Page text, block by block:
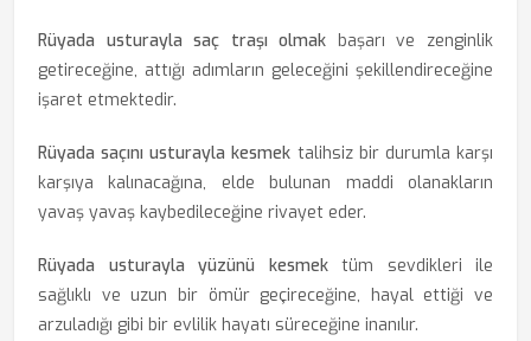
Rüyada usturayla saç traşı olmak başarı ve zenginlik
getireceğine, attığı adımların geleceğini şekillendireceğine
işaret etmektedir.
Rüyada saçını usturayla kesmek talihsiz bir durumla karşı
karşıya kalınacağına, elde bulunan maddi olanakların
yavaş yavaş kaybedileceğine rivayet eder.
Rüyada usturayla yüzünü kesmektüm sevdikleri ile
sağlıklı ve uzun bir ömür geçireceğine, hayal ettiği ve
arzuladığı gibi bir evlilik hayatı süreceğine inanılır.